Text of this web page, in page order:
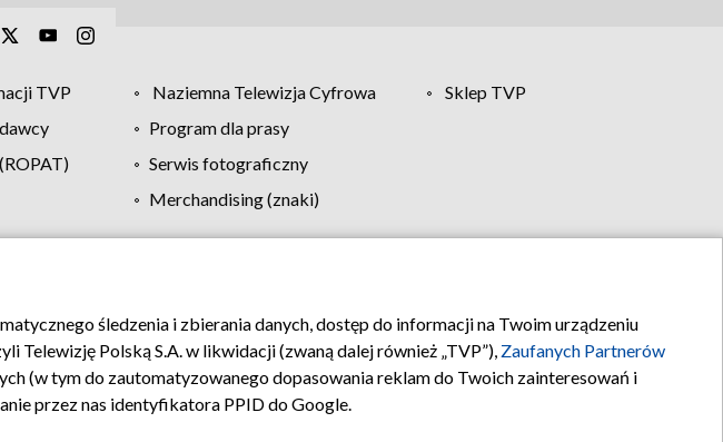
TVP Naziemna Telewizja Cyfrowa
Sklep TVP
Program dla prasy
Serwis fotograficzny
Merchandising (znaki)
Pomoc Biuro reklamy Kontakt
śledzenia i zbierania danych, dostęp do informacji na Twoim urządzeniu
Telewizję Polską S.A. w likwidacji (zwaną dalej również „TVP”), Zaufanych Partnerów
(w tym do zautomatyzowanego dopasowania reklam do Twoich zainteresowań i
przez nas identyfikatora PPID do Google.